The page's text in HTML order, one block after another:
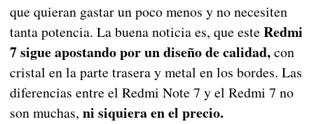
que quieran gastar un poco menos y no necesiten
tanta potencia. La buena noticia es, que este Redmi
7 sigue apostando por un diseño de calidad,con
cristal en la parte trasera y metal en los bordes. Las
diferencias entre el Redmi Note 7 y el Redmi 7 no
son muchas, ni siquiera en el precio.